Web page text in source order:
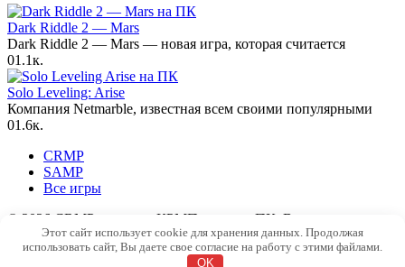
Dark Riddle 2 — Mars
Dark Riddle 2 — Mars — новая игра, которая считается
01.1к.
Solo Leveling: Arise
Компания Netmarble, известная всем своими популярными
01.6к.
CRMP
SAMP
Все игры
© 2026 CRMP - лучшие КРМП игры на ПК. Все права
принадлежат официальным разработчикам. Наш сайт является
информационным.
Этот сайт использует cookie для хранения данных. Продолжая
использовать сайт, Вы даете свое согласие на работу с этими файлами.
OK